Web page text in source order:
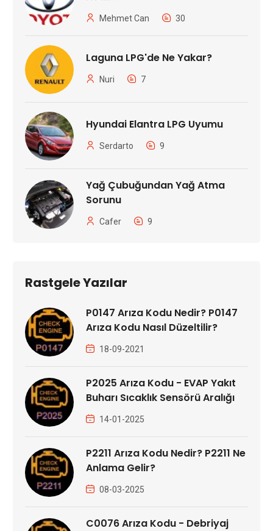
Mehmet Can 30
Laguna LPG'de Ne Yakar?
Nuri 7
Hyundai Elantra LPG Uyumu
Serdarto 9
Yağ Çubuğundan Yağ Atma
Sorunu
Cafer 9
Rastgele Yazılar
P0147 Arıza Kodu Nedir? P0147
Arıza Kodu Nasıl Düzeltilir?
18-09-2021
P2025 Arıza Kodu - EVAP Yakıt
Buharı Sıcaklık Sensörü Aralığı
14-01-2025
P2211 Arıza Kodu Nedir? P2211 Ne
Anlama Gelir?
08-03-2025
C0076 Arıza Kodu - Debriyaj